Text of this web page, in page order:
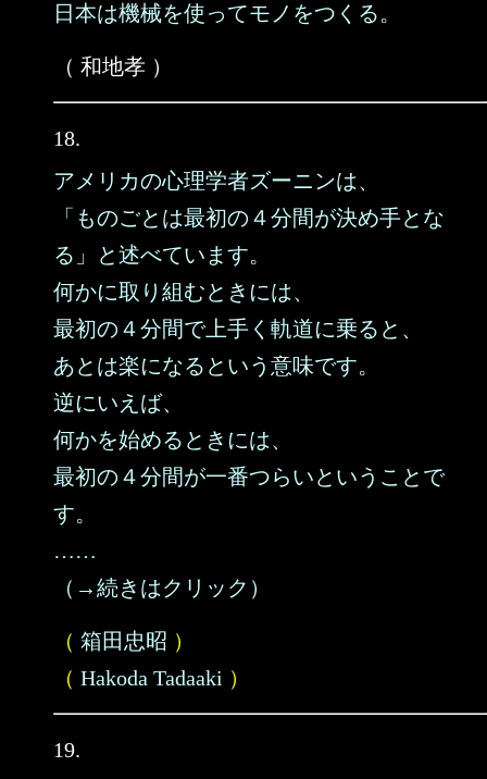
日本は機械を使ってモノをつくる。
（ 和地孝 ）
18.
アメリカの心理学者ズーニンは、
「ものごとは最初の４分間が決め手とな
る」と述べています。
何かに取り組むときには、
最初の４分間で上手く軌道に乗ると、
あとは楽になるという意味です。
逆にいえば、
何かを始めるときには、
最初の４分間が一番つらいということで
す。
……
（→続きはクリック）
（ 箱田忠昭 ）
（ Hakoda Tadaaki ）
19.